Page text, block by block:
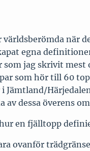
världsberömda när
egna
jag skrivit mest
som hör till 60
i Jämtland/
av dessa överens
en fjälltopp
ovanför